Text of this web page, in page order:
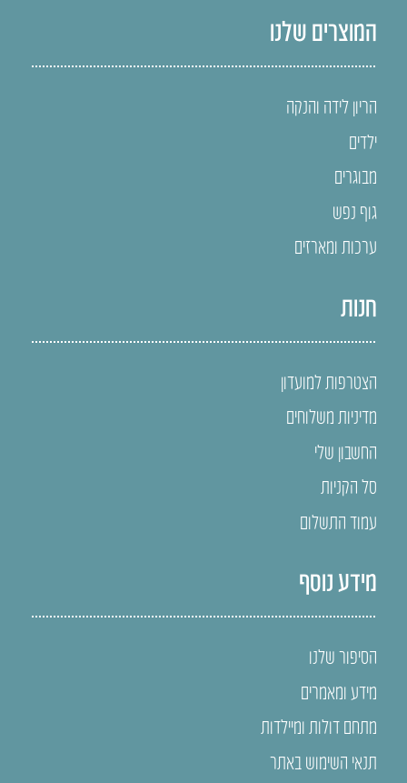
המוצרים שלנו
הריון לידה והנקה
ילדים
מבוגרים
גוף נפש
ערכות ומארזים
חנות
הצטרפות למועדון
מדיניות משלוחים
החשבון שלי
סל הקניות
עמוד התשלום
מידע נוסף
הסיפור שלנו
מידע ומאמרים
מתחם דולות ומיילדות
תנאי השימוש באתר